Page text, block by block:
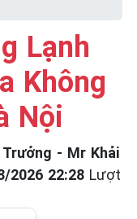
Lạnh
Không
Nội
- Mr Khải
2026 22:28 Lượt